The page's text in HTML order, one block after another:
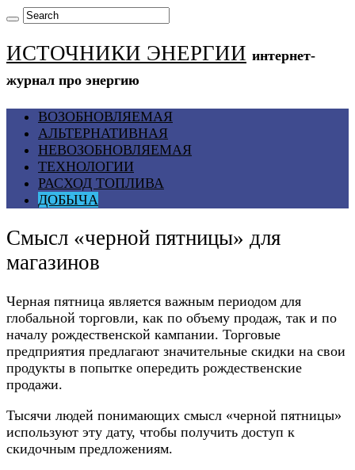
ИСТОЧНИКИ ЭНЕРГИИ интернет-
журнал про энергию
ВОЗОБНОВЛЯЕМАЯ
АЛЬТЕРНАТИВНАЯ
НЕВОЗОБНОВЛЯЕМАЯ
ТЕХНОЛОГИИ
РАСХОД ТОПЛИВА
ДОБЫЧА
Cмысл «черной пятницы» для
магазинов
Черная пятница является важным периодом для
глобальной торговли, как по объему продаж, так и по
началу рождественской кампании. Торговые
предприятия предлагают значительные скидки на свои
продукты в попытке опередить рождественские
продажи.
Тысячи людей понимающих смысл «черной пятницы»
используют эту дату, чтобы получить доступ к
скидочным предложениям.